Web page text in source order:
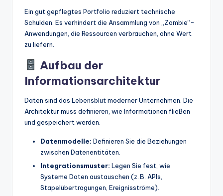
Ein gut gepflegtes Portfolio reduziert technische
Schulden. Es verhindert die Ansammlung von „Zombie“-
Anwendungen, die Ressourcen verbrauchen, ohne Wert
zu liefern.
Aufbau der
Informationsarchitektur
Daten sind das Lebensblut moderner Unternehmen. Die
Architektur muss definieren, wie Informationen fließen
und gespeichert werden.
Datenmodelle: Definieren Sie die Beziehungen
zwischen Datenentitäten.
Integrationsmuster: Legen Sie fest, wie
Systeme Daten austauschen (z. B. APIs,
Stapelübertragungen, Ereignisströme).